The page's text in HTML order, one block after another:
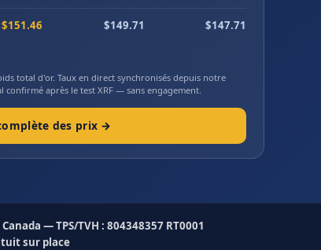
$151.46 $149.71 $147.71
total d'or. Taux en direct synchronisés depuis notre
après le test XRF — sans engagement.
des prix →
— TPS/TVH : 804348357 RT0001
sur place